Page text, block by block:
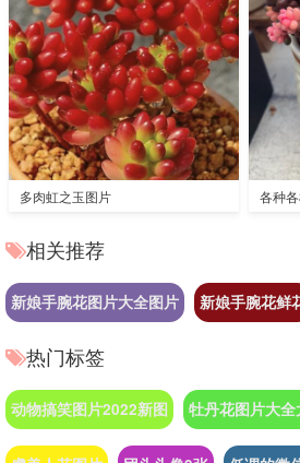
多肉虹之玉图片 各种
相关推荐
新娘手腕花图片大全图片 新娘手腕花鲜
热门标签
动物搞笑图片2022新图 牡丹花图片大全